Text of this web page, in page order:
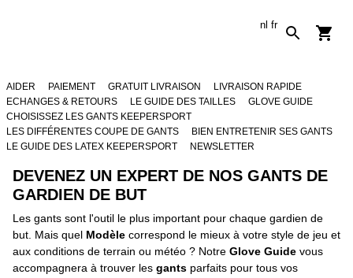
nl fr
AIDER PAIEMENT GRATUIT LIVRAISON
LIVRAISON RAPIDE
ECHANGES & RETOURS
LE GUIDE DES TAILLES
GLOVE GUIDE
CHOISISSEZ LES GANTS KEEPERSPORT
LES DIFFÉRENTES COUPE DE GANTS
BIEN ENTRETENIR SES GANTS
LE GUIDE DES LATEX KEEPERSPORT
NEWSLETTER
DEVENEZ UN EXPERT DE NOS GANTS DE
GARDIEN DE BUT
Les gants sont l'outil le plus important pour chaque gardien de
but. Mais quel Modèle correspond le mieux à votre style de jeu et
aux conditions de terrain ou météo ? Notre Glove Guide vous
accompagnera à trouver les gants parfaits pour tous vos